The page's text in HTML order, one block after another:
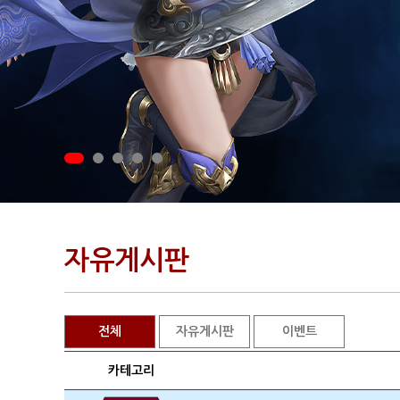
자유게시판
전체 자유게시판 이벤트
카테고리